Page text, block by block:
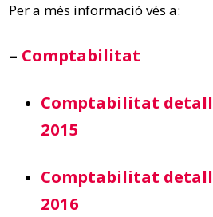
Per a més informació vés a:
– Comptabilitat
Comptabilitat
2015
Comptabilitat
2016